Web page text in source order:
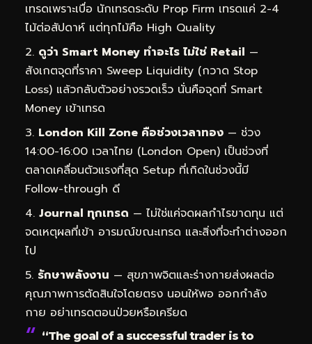
เทรดเพราะเบื่อ นักเทรดระดับ Prop Firm เทรดแค่ 2-4
ไม้ต่อสัปดาห์ แต่ทุกไม้คือ High Quality
ดูว่า Smart Money ทำอะไร ไม่ใช่ Retail —
สังเกตจุดที่ราคา Sweep Liquidity (กวาด Stop
Loss) แล้วกลับตัวอย่างรวดเร็ว นั่นคือจุดที่ Smart
Money เข้าเทรด
London Kill Zone คือช่วงเวลาทอง — ช่วง
14:00-16:00 เวลาไทย (London Open) เป็นช่วงที่
ตลาดเคลื่อนตัวแรงที่สุด Setup ที่เกิดในช่วงนี้มี
Follow-through ดี
Journal ทุกเทรด — ไม่ใช่แค่จดผลกำไรขาดทุน แต่
จดเหตุผลที่เข้า อารมณ์ขณะเทรด และสิ่งที่จะทำต่างออก
ไป
รักษาพลังงาน — สุขภาพจิตและร่างกายส่งผลต่อ
คุณภาพการตัดสินใจโดยตรง นอนให้พอ ออกกำลัง
กาย อย่าเทรดตอนป่วยหรือเครียด
“The goal of a successful trader is to